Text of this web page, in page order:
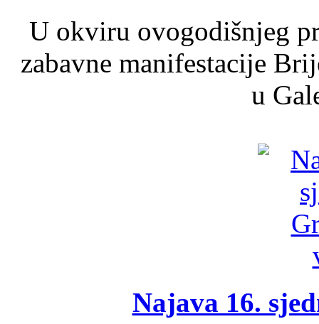
U okviru ovogodišnjeg
zabavne manifestacije
u
Najava 16.